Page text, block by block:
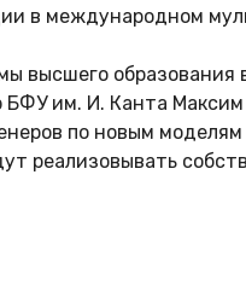
в международном
образования
БФУ им. И. Канта
по новым
реализовывать